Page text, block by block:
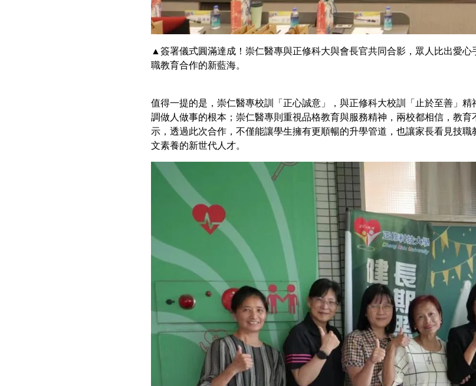
▲簽署儀式圓滿達成！崇仁醫專與正修科大與會長官共同合影，眾人比出愛
職教育合作的新藍海。
值得一提的是，崇仁醫專校訓「正心誠意」，與正修科大校訓「止於至善」
調做人做事的根本；崇仁醫專則重視品格教育與服務精神，兩校都相信，教
示，透過此次合作，不僅能讓學生擁有更順暢的升學管道，也讓家長看見技
文素養的新世代人才。